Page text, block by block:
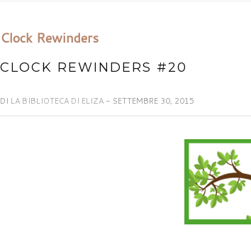
Clock Rewinders
CLOCK REWINDERS #20
DI LA BIBLIOTECA DI ELIZA - SETTEMBRE 30, 2015